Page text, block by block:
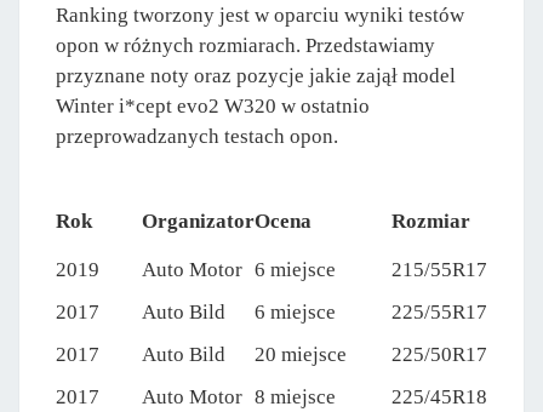
Ranking tworzony jest w oparciu wyniki testów
opon w różnych rozmiarach. Przedstawiamy
przyznane noty oraz pozycje jakie zajął model
Winter i*cept evo2 W320 w ostatnio
przeprowadzanych testach opon.
Rok OrganizatorOcena Rozmiar
2019 Auto Motor 6 miejsce
215/55R17
2017
Auto Bild 6 miejsce
225/55R17
2017
Auto Bild 20 miejsce
225/50R17
2017
Auto Motor 8 miejsce
225/45R18